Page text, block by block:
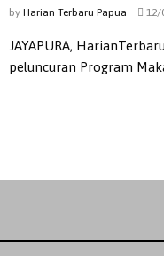
by Harian Terbaru Papua 12/
JAYAPURA,
peluncuran Program